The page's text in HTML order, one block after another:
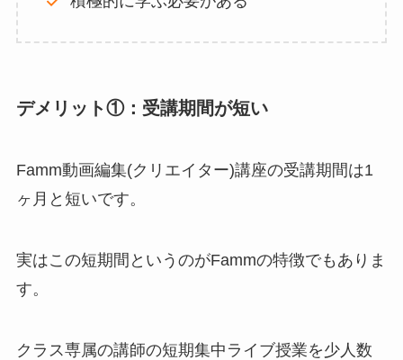
デメリット①：受講期間が短い
Famm動画編集(クリエイター)講座の受講期間は1
ヶ月と短いです。
実はこの短期間というのがFammの特徴でもありま
す。
クラス専属の講師の短期集中ライブ授業を少人数